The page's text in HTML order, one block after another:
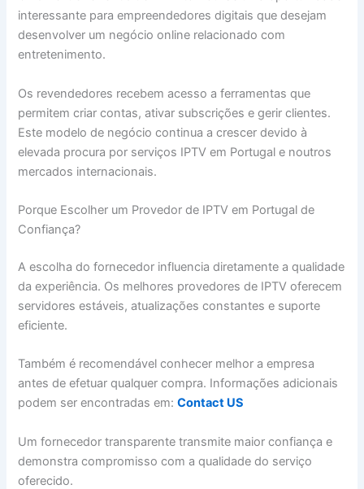
interessante para empreendedores digitais que desejam
desenvolver um negócio online relacionado com
entretenimento.
Os revendedores recebem acesso a ferramentas que
permitem criar contas, ativar subscrições e gerir clientes.
Este modelo de negócio continua a crescer devido à
elevada procura por serviços IPTV em Portugal e noutros
mercados internacionais.
Porque Escolher um Provedor de IPTV em Portugal de
Confiança?
A escolha do fornecedor influencia diretamente a qualidade
da experiência. Os melhores provedores de IPTV oferecem
servidores estáveis, atualizações constantes e suporte
eficiente.
Também é recomendável conhecer melhor a empresa
antes de efetuar qualquer compra. Informações adicionais
podem ser encontradas em:Contact US
Um fornecedor transparente transmite maior confiança e
demonstra compromisso com a qualidade do serviço
oferecido.